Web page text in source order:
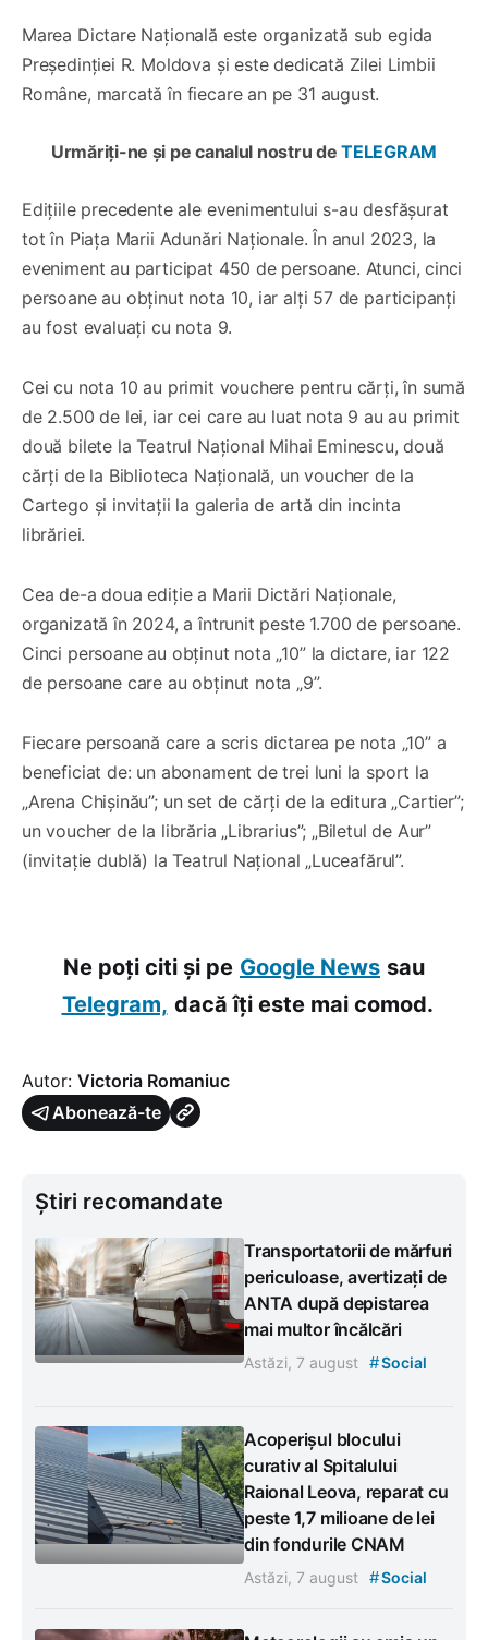
Marea Dictare Națională este organizată sub egida
Președinției R. Moldova și este dedicată Zilei Limbii
Române, marcată în fiecare an pe 31 august.
Urmăriți-ne și pe canalul nostru deTELEGRAM
Edițiile precedente ale evenimentului s-au desfășurat
tot în Piața Marii Adunări Naționale. În anul 2023, la
eveniment au participat 450 de persoane. Atunci, cinci
persoane au obținut nota 10, iar alți 57 de participanți
au fost evaluați cu nota 9.
Cei cu nota 10 au primit vouchere pentru cărți, în sumă
de 2.500 de lei, iar cei care au luat nota 9 au au primit
două bilete la Teatrul Național Mihai Eminescu, două
cărți de la Biblioteca Națională, un voucher de la
Cartego și invitații la galeria de artă din incinta
librăriei.
Cea de-a doua ediție a Marii Dictări Naționale,
organizată în 2024, a întrunit peste 1.700 de persoane.
Cinci persoane au obținut nota „10” la dictare, iar 122
de persoane care au obținut nota „9”.
Fiecare persoană care a scris dictarea pe nota „10” a
beneficiat de: un abonament de trei luni la sport la
„Arena Chișinău”; un set de cărți de la editura „Cartier”;
un voucher de la librăria „Librarius”; „Biletul de Aur”
(invitație dublă) la Teatrul Național „Luceafărul”.
Ne poți citi și pe Google News sau
Telegram, dacă îți este mai comod.
Autor: Victoria Romaniuc
Abonează-te
Știri recomandate
Transportatorii de mărfuri
periculoase, avertizați de
ANTA după depistarea
mai multor încălcări
Astăzi, 7 august #Social
Acoperișul blocului
curativ al Spitalului
Raional Leova, reparat cu
peste 1,7 milioane de lei
din fondurile CNAM
Astăzi, 7 august #Social